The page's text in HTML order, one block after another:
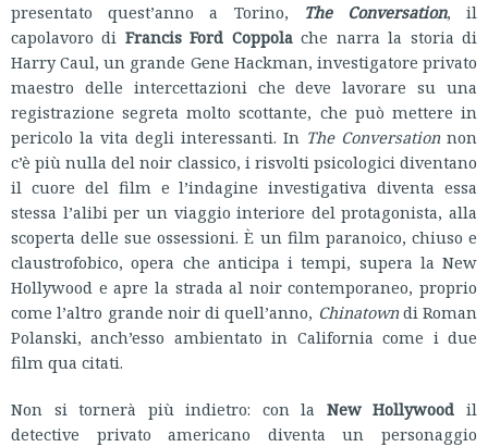
presentato quest’anno a Torino,
The Conversation, il
capolavoro di Francis Ford Coppolache narra la storia di
Harry Caul, un grande Gene Hackman, investigatore privato
maestro delle intercettazioni che deve lavorare su una
registrazione segreta molto scottante, che può mettere in
pericolo la vita degli interessanti. In The Conversationnon
c’è più nulla del noir classico, i risvolti psicologici diventano
il cuore del film e l’indagine investigativa diventa essa
stessa l’alibi per un viaggio interiore del protagonista, alla
scoperta delle sue ossessioni. È un film paranoico, chiuso e
claustrofobico, opera che anticipa i tempi, supera la New
Hollywood e apre la strada al noir contemporaneo, proprio
come l’altro grande noir di quell’anno, Chinatowndi Roman
Polanski, anch’esso ambientato in California come i due
film qua citati.
Non si tornerà più indietro: con la New Hollywood il
detective privato americano diventa un personaggio